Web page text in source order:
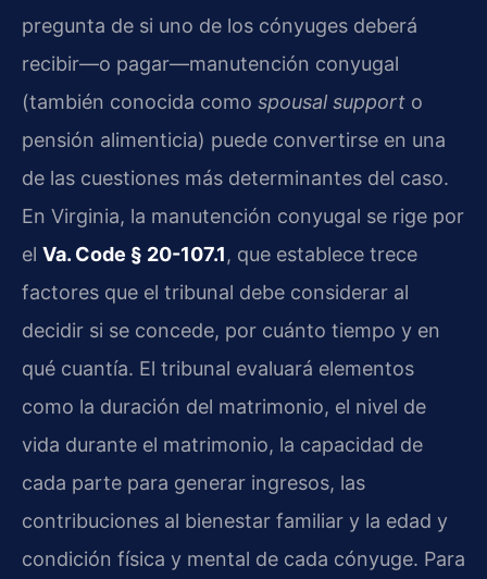
pregunta de si uno de los cónyuges deberá
recibir—o pagar—manutención conyugal
(también conocida como spousal support o
pensión alimenticia) puede convertirse en una
de las cuestiones más determinantes del caso.
En Virginia, la manutención conyugal se rige por
el Va. Code § 20-107.1, que establece trece
factores que el tribunal debe considerar al
decidir si se concede, por cuánto tiempo y en
qué cuantía. El tribunal evaluará elementos
como la duración del matrimonio, el nivel de
vida durante el matrimonio, la capacidad de
cada parte para generar ingresos, las
contribuciones al bienestar familiar y la edad y
condición física y mental de cada cónyuge. Para